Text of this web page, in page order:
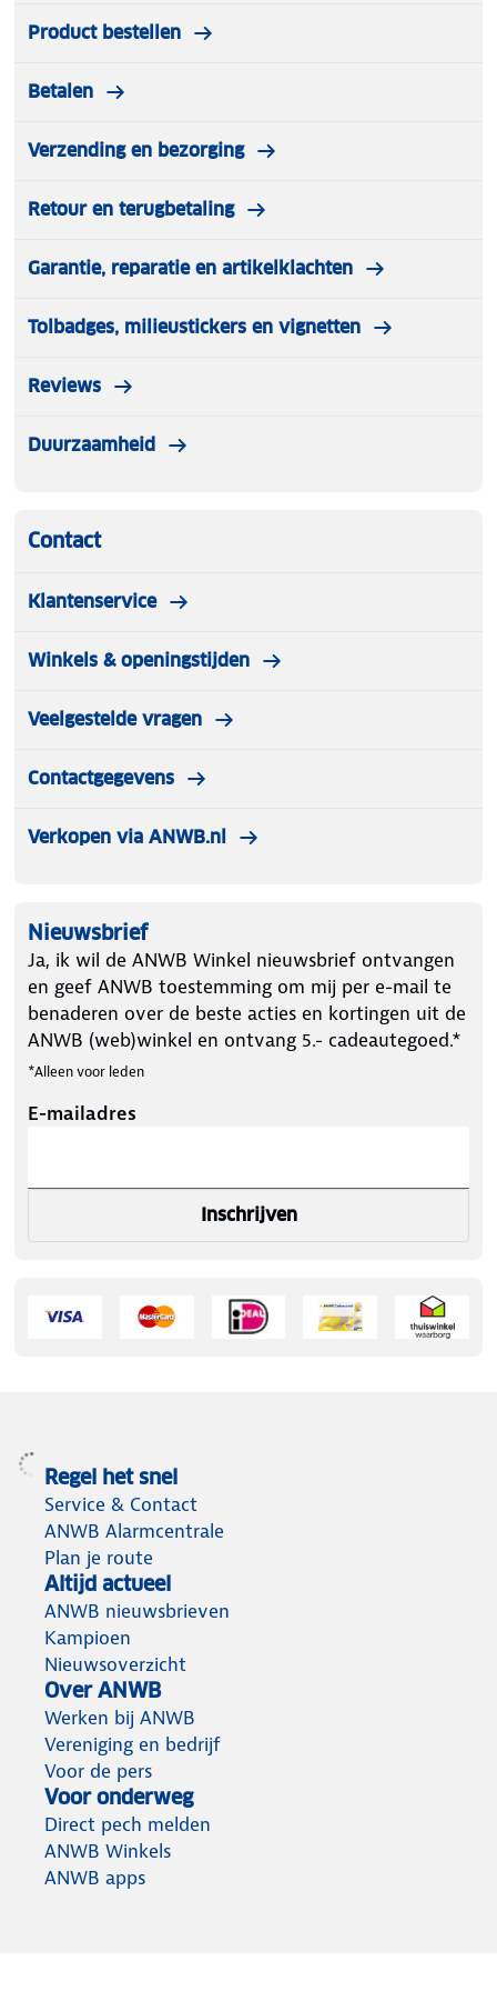
Product bestellen
Betalen
Verzending en bezorging
Retour en terugbetaling
Garantie, reparatie en artikelklachten
Tolbadges, milieustickers en vignetten
Reviews
Duurzaamheid
Contact
Klantenservice
Winkels & openingstijden
Veelgestelde vragen
Contactgegevens
Verkopen via ANWB.nl
Nieuwsbrief
Ja, ik wil de ANWB Winkel nieuwsbrief ontvangen
en geef ANWB toestemming om mij per e-mail te
benaderen over de beste acties en kortingen uit de
ANWB (web)winkel en ontvang 5.- cadeautegoed.*
*Alleen voor leden
E-mailadres
Inschrijven
Regel het snel
Service & Contact
ANWB Alarmcentrale
Plan je route
Altijd actueel
ANWB nieuwsbrieven
Kampioen
Nieuwsoverzicht
Over ANWB
Werken bij ANWB
Vereniging en bedrijf
Voor de pers
Voor onderweg
Direct pech melden
ANWB Winkels
ANWB apps